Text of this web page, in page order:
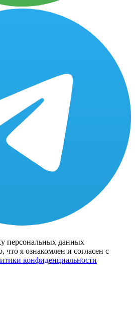
персональных данных
я ознакомлен и согласен с
конфиденциальности